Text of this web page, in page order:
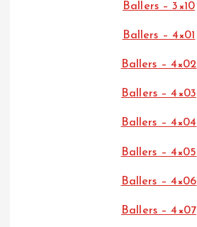
Ballers – 3×10
Ballers – 4×01
Ballers – 4×02
Ballers – 4×03
Ballers – 4×04
Ballers – 4×05
Ballers – 4×06
Ballers – 4×07